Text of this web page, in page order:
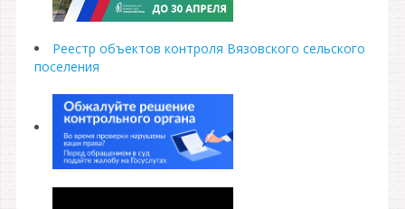
Реестр объектов контроля Вязовского сельского
поселения